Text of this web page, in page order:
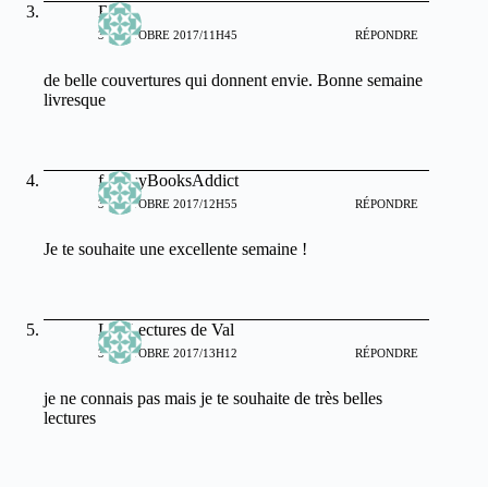
Bidib
30 OCTOBRE 2017/11H45 RÉPONDRE
de belle couvertures qui donnent envie. Bonne semaine
livresque
fantasyBooksAddict
30 OCTOBRE 2017/12H55 RÉPONDRE
Je te souhaite une excellente semaine !
Les Lectures de Val
30 OCTOBRE 2017/13H12 RÉPONDRE
je ne connais pas mais je te souhaite de très belles
lectures